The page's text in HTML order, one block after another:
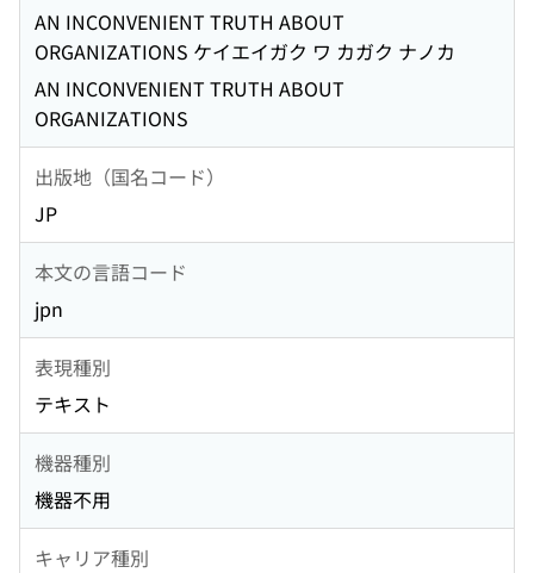
AN INCONVENIENT TRUTH ABOUT
ORGANIZATIONS ケイエイガク ワ カガク ナノカ
AN INCONVENIENT TRUTH ABOUT
ORGANIZATIONS
出版地（国名コード）
JP
本文の言語コード
jpn
表現種別
テキスト
機器種別
機器不用
キャリア種別